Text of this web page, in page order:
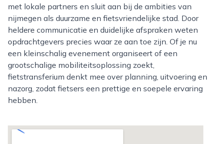
met lokale partners en sluit aan bij de ambities van
nijmegen als duurzame en fietsvriendelijke stad. Door
heldere communicatie en duidelijke afspraken weten
opdrachtgevers precies waar ze aan toe zijn. Of je nu
een kleinschalig evenement organiseert of een
grootschalige mobiliteitsoplossing zoekt,
fietstransferium denkt mee over planning, uitvoering en
nazorg, zodat fietsers een prettige en soepele ervaring
hebben.